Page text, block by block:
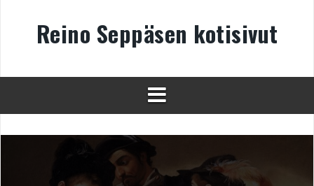
Reino Seppäsen kotisivut